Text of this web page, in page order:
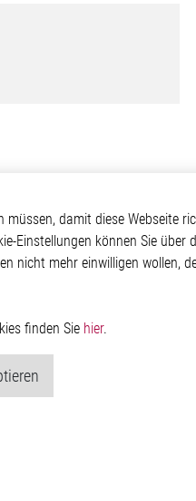
Weitere
Glossar
Kontakt
damit diese Webseite
können Sie über
nicht mehr einwilligen wollen,
finden Sie hier.